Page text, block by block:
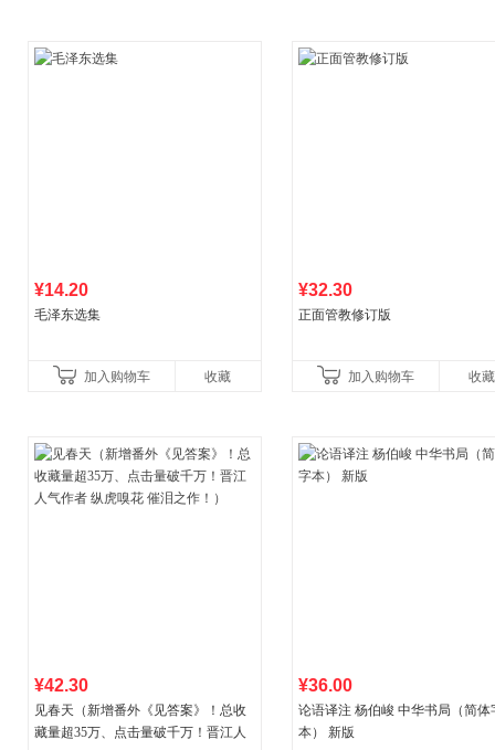
¥14.20
毛泽东选集
加入购物车 收藏
¥32.30
正面管教修订版
加入购物车 收藏
¥42.30
见春天（新增番外《见答案》！总收
藏量超35万、点击量破千万！晋江人
¥36.00
论语译注 杨伯峻 中华书局（简体
本） 新版